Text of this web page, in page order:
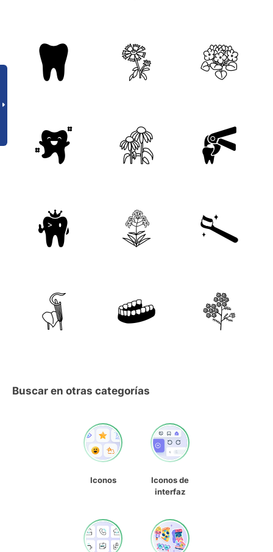
Buscar en otras categorías
Iconos
Iconos de
interfaz